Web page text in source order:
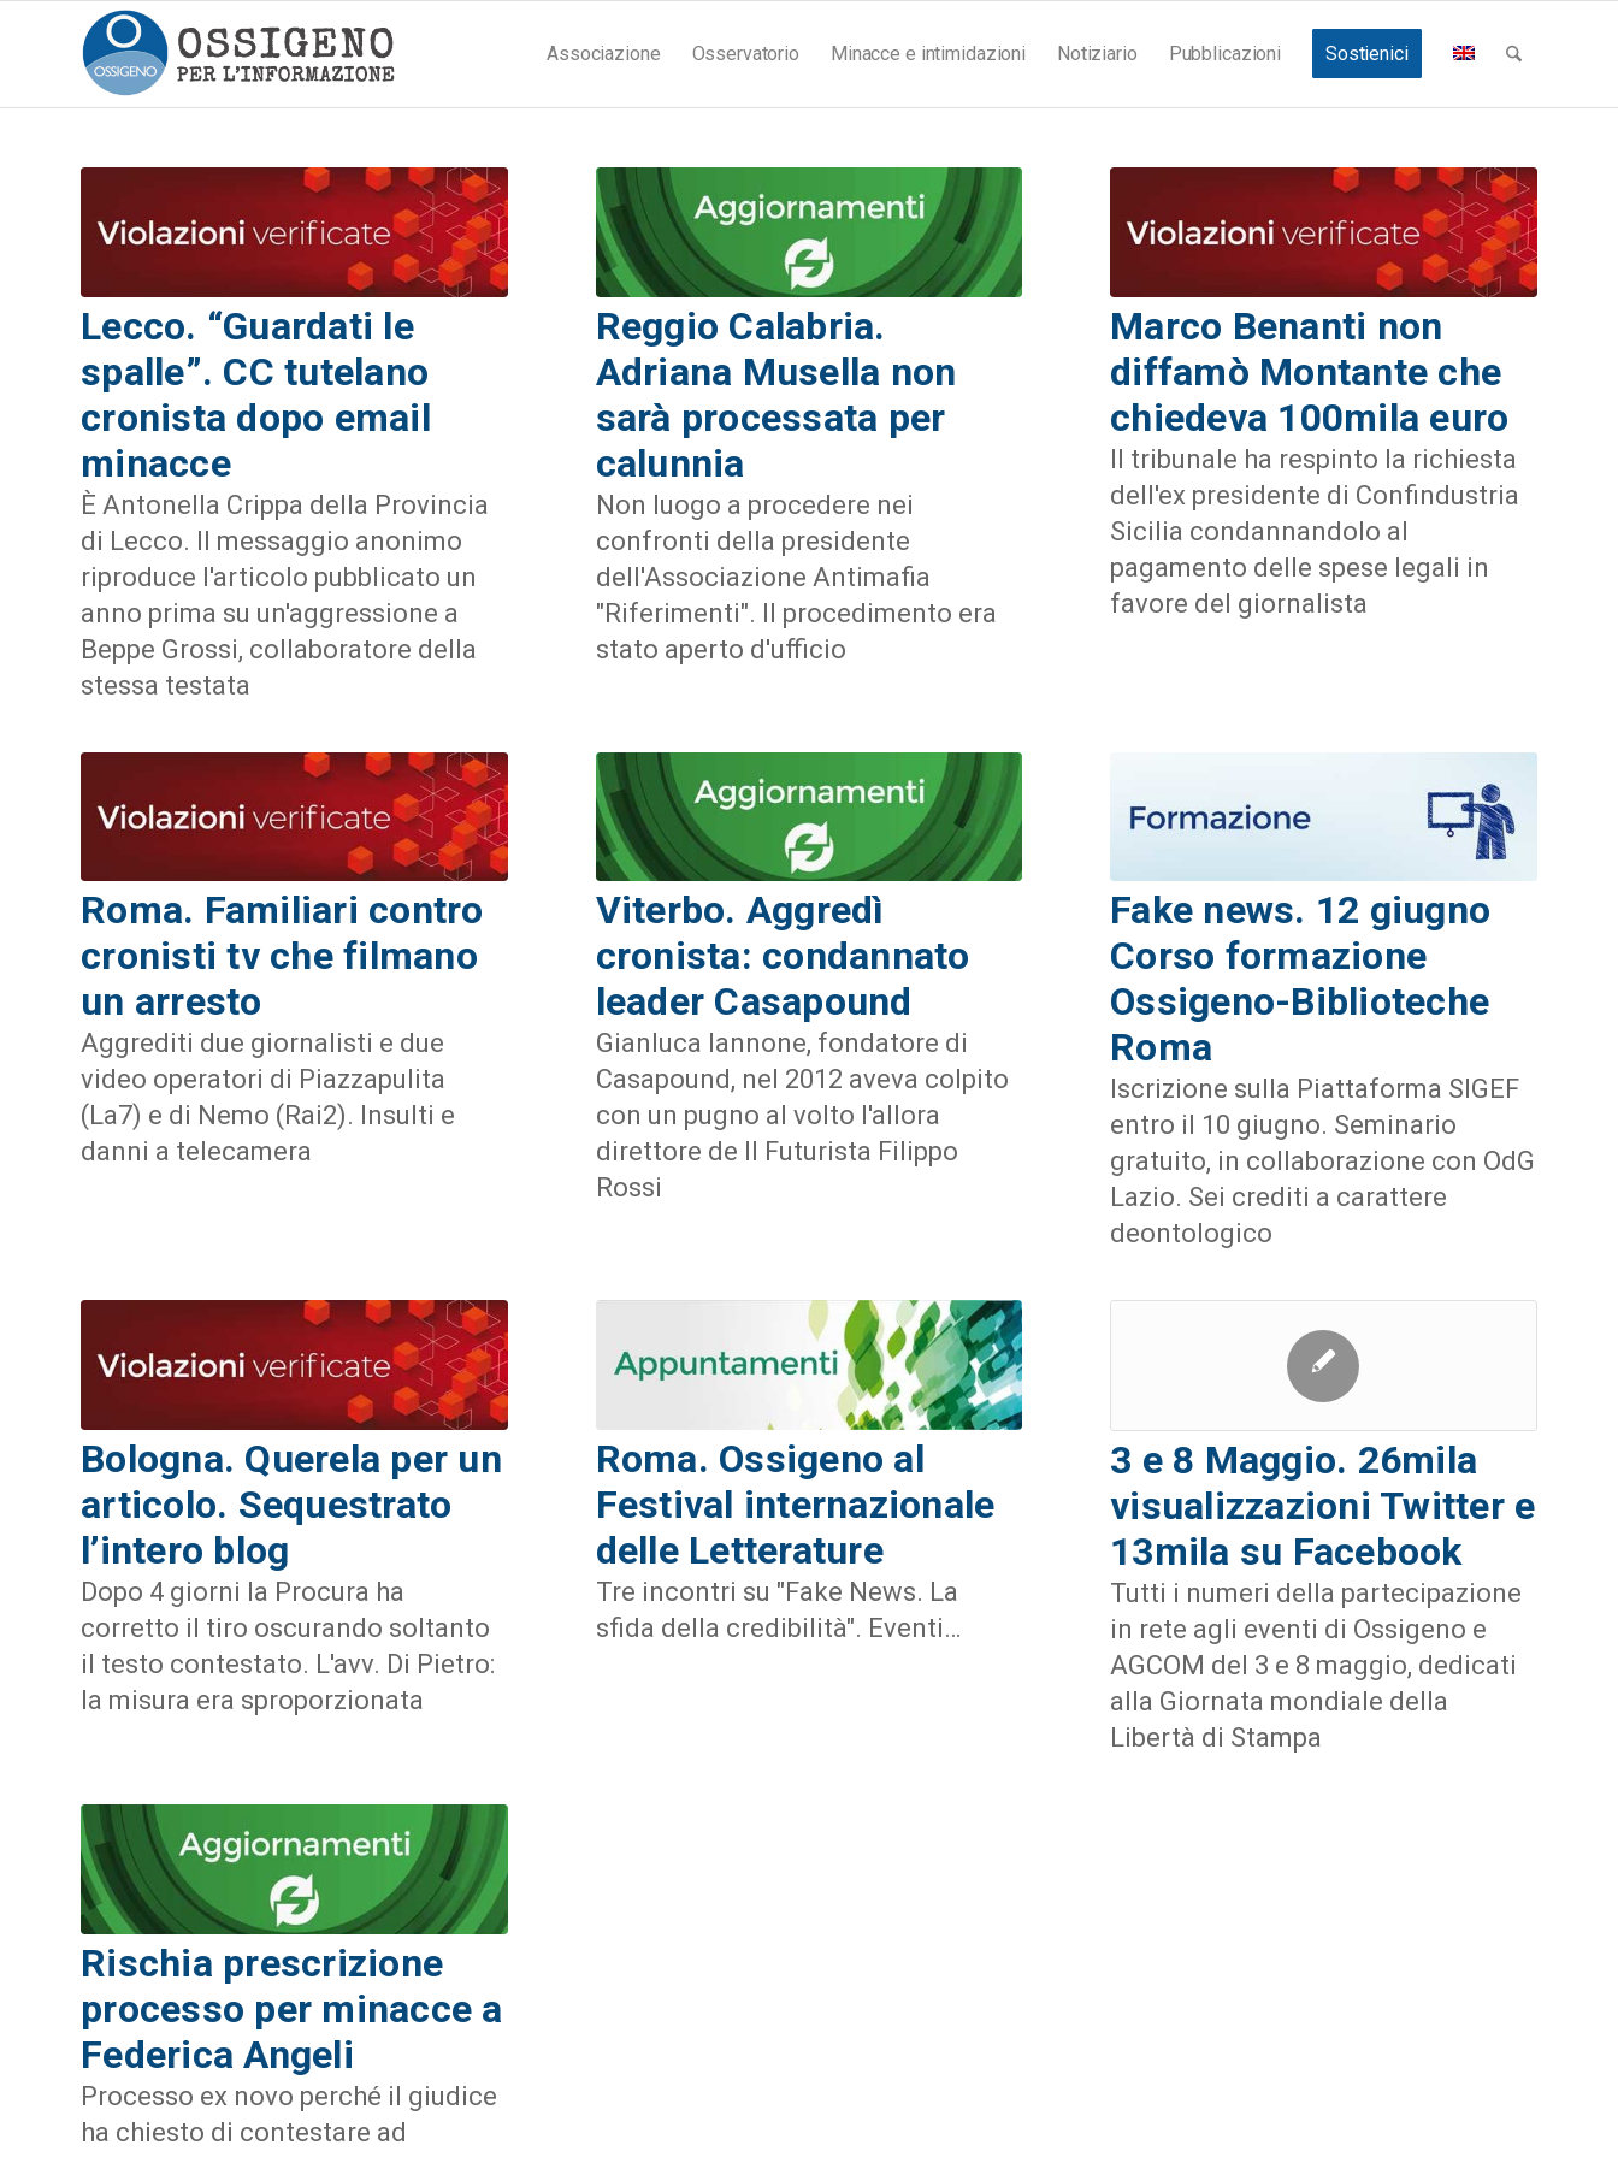
Associazione Osservatorio Minacce e intimidazioni Notiziario Pubblicazioni Sostienici
Lecco. “Guardati le
spalle”. CC tutelano
cronista dopo email
minacce
È Antonella Crippa della Provincia
di Lecco. Il messaggio anonimo
riproduce l'articolo pubblicato un
anno prima su un'aggressione a
Beppe Grossi, collaboratore della
stessa testata
Reggio Calabria.
Adriana Musella non
sarà processata per
calunnia
Non luogo a procedere nei
confronti della presidente
dell'Associazione Antimafia
"Riferimenti". Il procedimento era
stato aperto d'ufficio
Marco Benanti non
diffamò Montante che
chiedeva 100mila euro
Il tribunale ha respinto la richiesta
dell'ex presidente di Confindustria
Sicilia condannandolo al
pagamento delle spese legali in
favore del giornalista
Roma. Familiari contro
cronisti tv che filmano
un arresto
Aggrediti due giornalisti e due
video operatori di Piazzapulita
(La7) e di Nemo (Rai2). Insulti e
danni a telecamera
Viterbo. Aggredì
cronista: condannato
leader Casapound
Gianluca Iannone, fondatore di
Casapound, nel 2012 aveva colpito
con un pugno al volto l'allora
direttore de Il Futurista Filippo
Rossi
Fake news. 12 giugno
Corso formazione
Ossigeno-Biblioteche
Roma
Iscrizione sulla Piattaforma SIGEF
entro il 10 giugno. Seminario
gratuito, in collaborazione con OdG
Lazio. Sei crediti a carattere
deontologico
Bologna. Querela per un
articolo. Sequestrato
l’intero blog
Dopo 4 giorni la Procura ha
corretto il tiro oscurando soltanto
il testo contestato. L'avv. Di Pietro:
la misura era sproporzionata
Roma. Ossigeno al
Festival internazionale
delle Letterature
Tre incontri su "Fake News. La
sfida della credibilità". Eventi…
3 e 8 Maggio. 26mila
visualizzazioni Twitter e
13mila su Facebook
Tutti i numeri della partecipazione
in rete agli eventi di Ossigeno e
AGCOM del 3 e 8 maggio, dedicati
alla Giornata mondiale della
Libertà di Stampa
Rischia prescrizione
processo per minacce a
Federica Angeli
Processo ex novo perché il giudice
ha chiesto di contestare ad